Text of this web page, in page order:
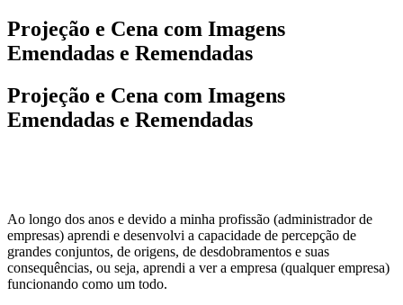
Projeção e Cena com Imagens
Emendadas e Remendadas
Projeção e Cena com Imagens
Emendadas e Remendadas
Ao longo dos anos e devido a minha profissão (administrador de
empresas) aprendi e desenvolvi a capacidade de percepção de
grandes conjuntos, de origens, de desdobramentos e suas
consequências, ou seja, aprendi a ver a empresa (qualquer empresa)
funcionando como um todo.